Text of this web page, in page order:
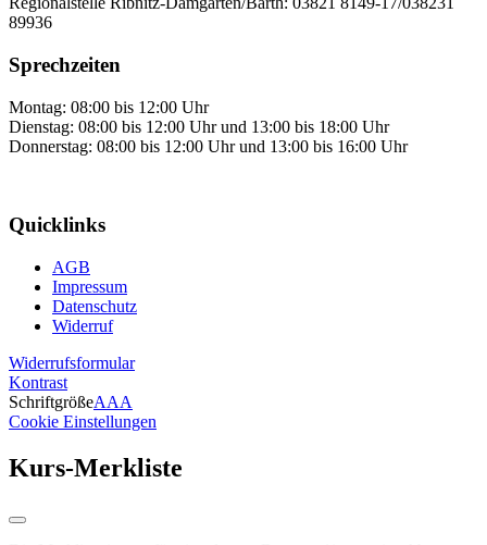
89936
Sprechzeiten
Montag: 08:00 bis 12:00 Uhr
Dienstag: 08:00 bis 12:00 Uhr und 13:00 bis 18:00 Uhr
Donnerstag: 08:00 bis 12:00 Uhr und 13:00 bis 16:00 Uhr
Quicklinks
AGB
Impressum
Datenschutz
Widerruf
Widerrufsformular
Kontrast
SchriftgrößeAAA
Cookie Einstellungen
Kurs-Merkliste